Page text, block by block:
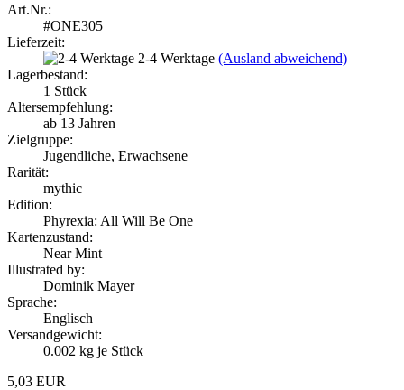
Art.Nr.:
#ONE305
Lieferzeit:
2-4 Werktage (Ausland abweichend)
Lagerbestand:
1 Stück
Altersempfehlung:
ab 13 Jahren
Zielgruppe:
Jugendliche, Erwachsene
Rarität:
mythic
Edition:
Phyrexia: All Will Be One
Kartenzustand:
Near Mint
Illustrated by:
Dominik Mayer
Sprache:
Englisch
Versandgewicht:
0.002 kg je Stück
5,03 EUR